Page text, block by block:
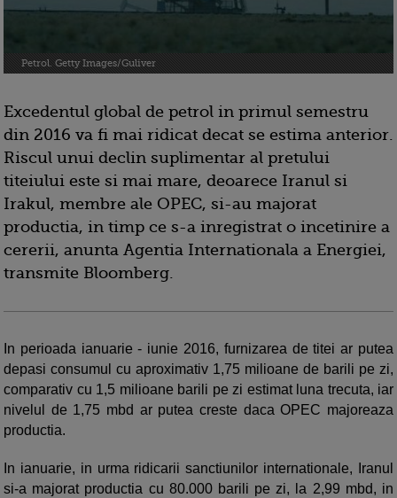
Petrol. Getty Images/Guliver
Excedentul global de petrol in primul semestru
din 2016 va fi mai ridicat decat se estima anterior.
Riscul unui declin suplimentar al pretului
titeiului este si mai mare, deoarece Iranul si
Irakul, membre ale OPEC, si-au majorat
productia, in timp ce s-a inregistrat o incetinire a
cererii, anunta Agentia Internationala a Energiei,
transmite Bloomberg.
In perioada ianuarie - iunie 2016, furnizarea de titei ar putea
depasi consumul cu aproximativ 1,75 milioane de barili pe zi,
comparativ cu 1,5 milioane barili pe zi estimat luna trecuta, iar
nivelul de 1,75 mbd ar putea creste daca OPEC majoreaza
productia.
In ianuarie, in urma ridicarii sanctiunilor internationale, Iranul
si-a majorat productia cu 80.000 barili pe zi, la 2,99 mbd, in